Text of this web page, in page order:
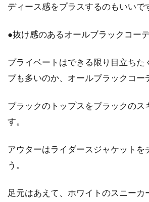
素敵なレオター
日々努力を重ねていま
なレオタ...
せ...
ディース感をプラスするのもいいで
●抜け感のあるオールブラックコー
プライベートはできる限り目立ちた
ブも多いのか、オールブラックコー
ブラックのトップスをブラックのス
す。
アウターはライダースジャケットを
う。
足元はあえて、ホワイトのスニーカ